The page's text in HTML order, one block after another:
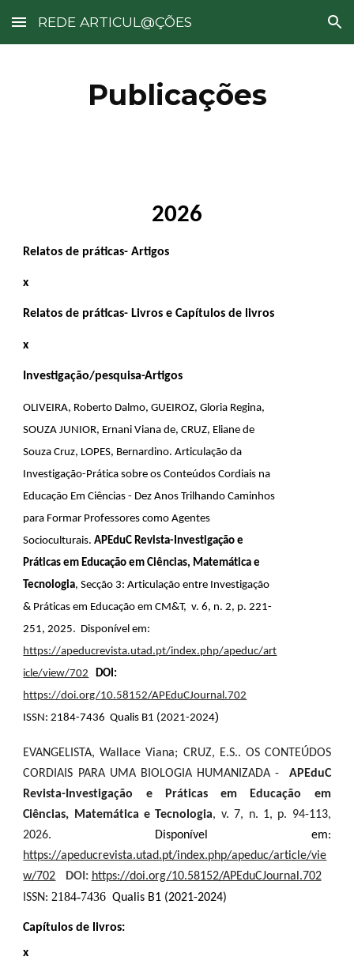
Skip to main content Skip to navigation
REDE ARTICUL@ÇÕES
Publicações
2026
Relatos de práticas- Artigos
x
Relatos de práticas- Livros e Capítulos de livros
x
Investigação/pesquisa-Artigos
OLIVEIRA, Roberto Dalmo, GUEIROZ, Gloria Regina,
SOUZA JUNIOR, Ernani Viana de, CRUZ, Eliane de
Souza Cruz, LOPES, Bernardino. Articulação da
Investigação-Prática sobre os Conteúdos Cordiais na
Educação Em Ciências - Dez Anos Trilhando Caminhos
para Formar Professores como Agentes
Socioculturais.APEduC Revista-Investigação e
Práticas em Educação em Ciências, Matemática e
Tecnologia, Secção 3: Articulação entre Investigação
& Práticas em Educação em CM&T, v. 6, n. 2, p. 221-
251, 2025. Disponível em:
https://apeducrevista.utad.pt/index.php/apeduc/art
icle/view/702
DOI:
https://doi.org/10.58152/APEduCJournal.702
ISSN: 2184-7436 Qualis B1 (2021-2024)
EVANGELISTA, Wallace Viana; CRUZ, E.S.. OS CONTEÚDOS
CORDIAIS PARA UMA BIOLOGIA HUMANIZADA - APEduC
Revista-Investigação e Práticas em Educação em
Ciências, Matemática e Tecnologia, v. 7, n. 1, p. 94-113,
2026. Disponível em:
https://apeducrevista.utad.pt/index.php/apeduc/article/vie
w/702
DOI: https://doi.org/10.58152/APEduCJournal.702
ISSN:2184-7436Qualis B1 (2021-2024)
Capítulos de livros:
x